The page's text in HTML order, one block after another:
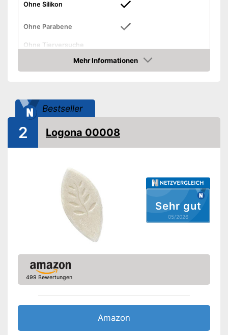
Ohne Silikon
Ohne Parabene
Ohne Tierversuche
Plastikfreie Verpackung
Vorteile
Keine Parabene enthalten
Amazon Lieferzeit
sofort verfügbar
Mehr Informationen
Amazon
Bestseller
Sehr gut
05/2026
2 Logona 00008
499 Bewertungen
Amazon